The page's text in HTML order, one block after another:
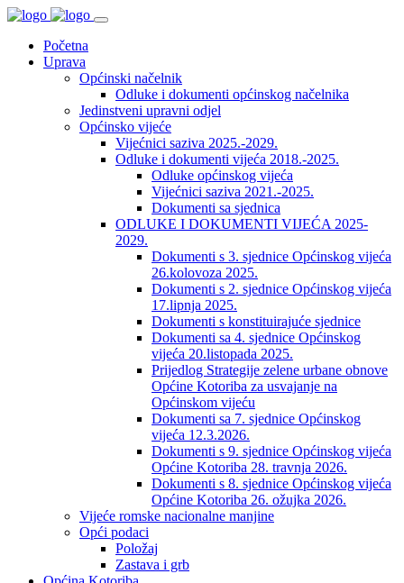
Početna
Uprava
Općinski načelnik
Odluke i dokumenti općinskog načelnika
Jedinstveni upravni odjel
Općinsko vijeće
Vijećnici saziva 2025.-2029.
Odluke i dokumenti vijeća 2018.-2025.
Odluke općinskog vijeća
Vijećnici saziva 2021.-2025.
Dokumenti sa sjednica
ODLUKE I DOKUMENTI VIJEĆA 2025-
2029.
Dokumenti s 3. sjednice Općinskog vijeća
26.kolovoza 2025.
Dokumenti s 2. sjednice Općinskog vijeća
17.lipnja 2025.
Dokumenti s konstituirajuće sjednice
Dokumenti sa 4. sjednice Općinskog
vijeća 20.listopada 2025.
Prijedlog Strategije zelene urbane obnove
Općine Kotoriba za usvajanje na
Općinskom vijeću
Dokumenti sa 7. sjednice Općinskog
vijeća 12.3.2026.
Dokumenti s 9. sjednice Općinskog vijeća
Općine Kotoriba 28. travnja 2026.
Dokumenti s 8. sjednice Općinskog vijeća
Općine Kotoriba 26. ožujka 2026.
Vijeće romske nacionalne manjine
Opći podaci
Položaj
Zastava i grb